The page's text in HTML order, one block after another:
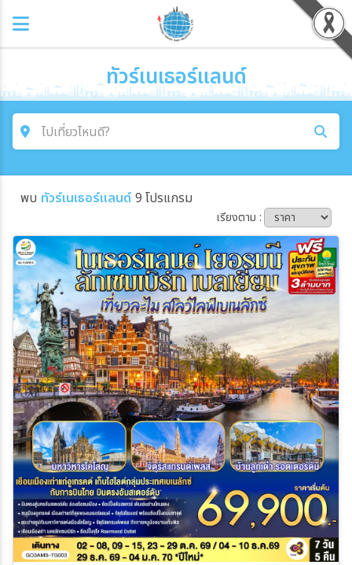
ทัวร์เนเธอร์แลนด์
ไปเที่ยวไหนดี?
ค้นหาโปรแกรมทัวร์
โซน
ประเทศ
เมือง
สายการบิน
ตั้งแต่วันที่
ถึงวันที่
พบ ทัวร์เนเธอร์แลนด์ 9 โปรแกรม
เรียงตาม :